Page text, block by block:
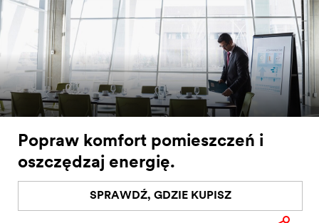
Popraw komfort pomieszczeń i
oszczędzaj energię.
SPRAWDŹ, GDZIE KUPISZ